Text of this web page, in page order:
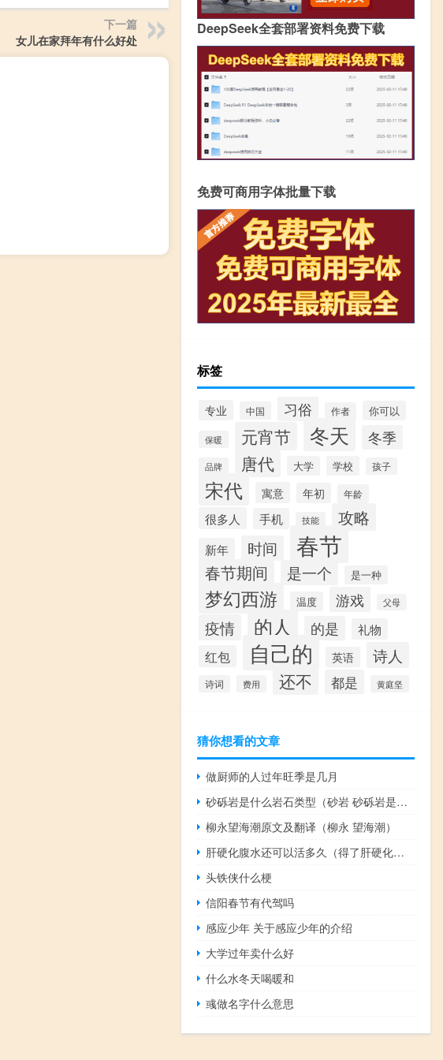
下一篇
女儿在家拜年有什么好处
DeepSeek全套部署资料免费下载
免费可商用字体批量下载
标签
专业 中国 习俗 作者 你可以
保暖 元宵节 冬天 冬季
品牌 唐代 大学 学校 孩子
宋代 寓意 年初 年龄
很多人 手机 技能 攻略
新年 时间 春节
春节期间 是一个 是一种
梦幻西游 温度 游戏 父母
疫情 的人 的是 礼物
红包 自己的 英语 诗人
诗词 费用 还不 都是 黄庭坚
猜你想看的文章
做厨师的人过年旺季是几月
砂砾岩是什么岩石类型（砂岩 砂砾岩是什么结构的）
柳永望海潮原文及翻译（柳永 望海潮）
肝硬化腹水还可以活多久（得了肝硬化腹水还能活多久呢）
头铁侠什么梗
信阳春节有代驾吗
感应少年 关于感应少年的介绍
大学过年卖什么好
什么水冬天喝暖和
彧做名字什么意思